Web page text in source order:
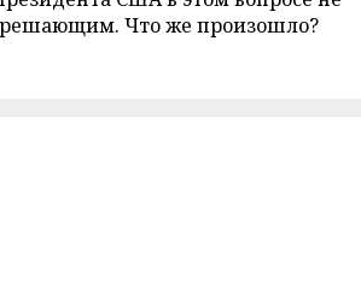
решающим. Что же произошло?